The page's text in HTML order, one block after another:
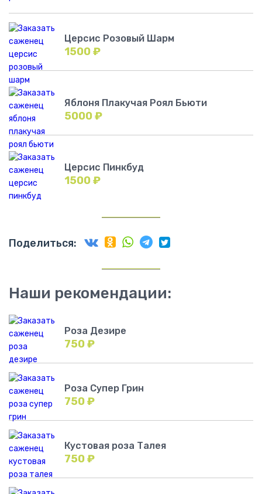
Церсис Розовый Шарм
1500₽
Яблоня Плакучая Роял Бьюти
5000₽
Церсис Пинкбуд
1500₽
Поделиться:
Наши рекомендации:
Роза Дезире
750₽
Роза Супер Грин
750₽
Кустовая роза Талея
750₽